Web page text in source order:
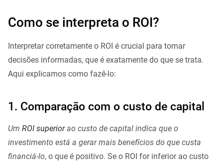
Como se interpreta o ROI?
Interpretar corretamente o ROI é crucial para tomar
decisões informadas, que é exatamente do que se trata.
Aqui explicamos como fazê-lo:
1. Comparação com o custo de capital
Um ROI superiorao custo de capital indica que o
investimento está a gerar mais benefícios do que custa
financiá-lo, o que é positivo. Se o ROI for inferior ao custo